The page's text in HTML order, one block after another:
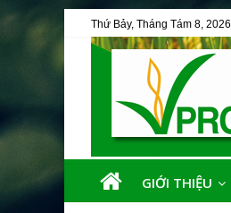
Thứ Bảy, Tháng Tám 8, 2026
GIỚI THIỆU